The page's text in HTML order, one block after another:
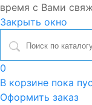
время с Вами
Закрыть окно
0
В корзине пока
Оформить заказ